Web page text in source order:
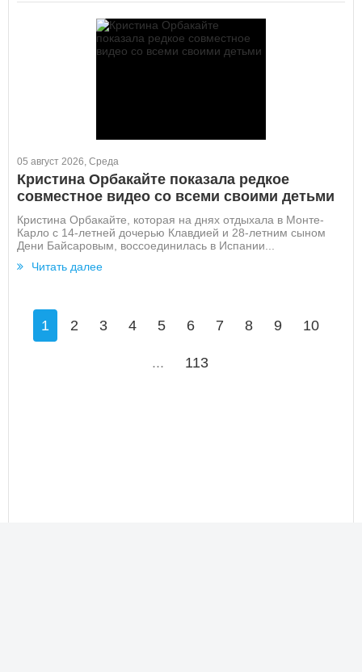
05 август 2026, Среда
Кристина Орбакайте показала редкое
совместное видео со всеми своими детьми
Кристина Орбакайте, которая на днях отдыхала в Монте-
Карло с 14-летней дочерью Клавдией и 28-летним сыном
Дени Байсаровым, воссоединилась в Испании...
Читать далее
1 2 3 4 5 6 7 8 9 10
... 113